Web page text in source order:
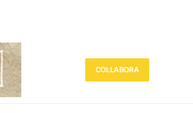
COL·LABORA